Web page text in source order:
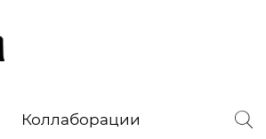
Коллаборации